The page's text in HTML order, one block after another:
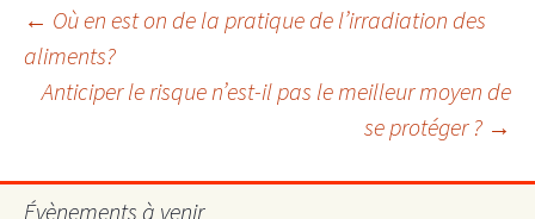
Navigation
des
articles
← Où en est on de la pratique de l’irradiation des
aliments?
Anticiper le risque n’est-il pas le meilleur moyen de
se protéger ? →
Évènements à venir